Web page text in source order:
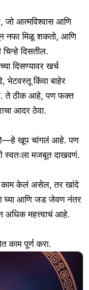
जो आत्मविश्वास आणि
नफा मिळू शकतो, आणि
चिन्हे दिसतील.
दिसण्यावर खर्च
भेटवस्तू किंवा बाहेर
ते ठीक आहे, पण फक्त
आदर ठेवा.
खूप चांगलं आहे. पण
स्वतःला मजबूत दाखवणं.
काम केलं असेल, तर खांदे
घ्या आणि जड जेवण नंतर
अधिक महत्त्वाचं आहे.
काम पूर्ण करा.